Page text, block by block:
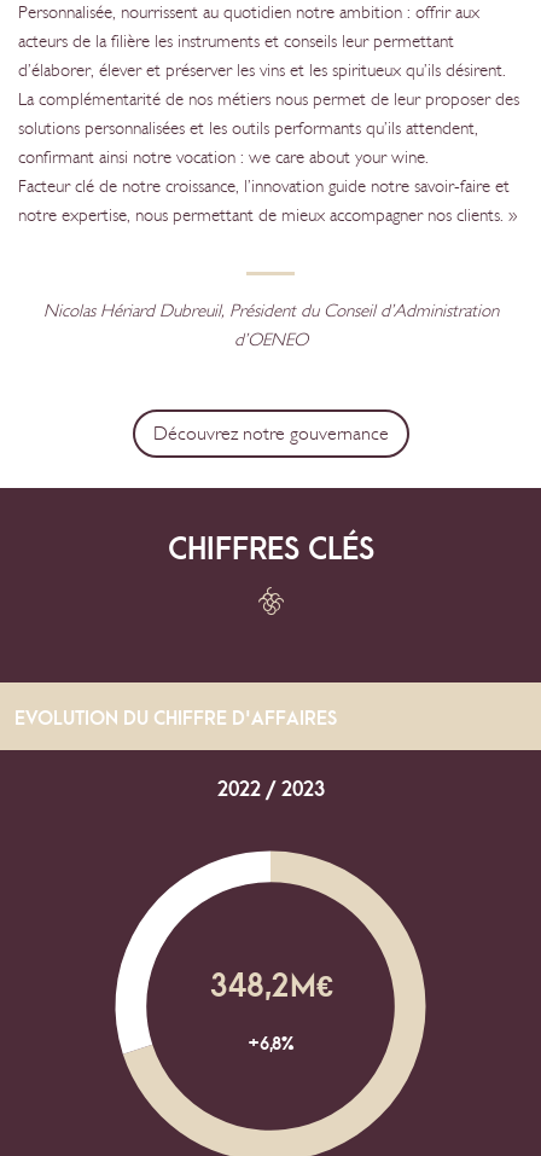
Personnalisée, nourrissent au quotidien notre ambition : offrir aux
acteurs de la filière les instruments et conseils leur permettant
d’élaborer, élever et préserver les vins et les spiritueux qu’ils désirent.
La complémentarité de nos métiers nous permet de leur proposer des
solutions personnalisées et les outils performants qu’ils attendent,
confirmant ainsi notre vocation : we care about your wine.
Facteur clé de notre croissance, l’innovation guide notre savoir-faire et
notre expertise, nous permettant de mieux accompagner nos clients. »
Nicolas Hériard Dubreuil, Président du Conseil d’Administration
d’OENEO
Découvrez notre gouvernance
CHIFFRES CLÉS
EVOLUTION DU CHIFFRE D'AFFAIRES
2022 / 2023
348,2M€
+6,8%